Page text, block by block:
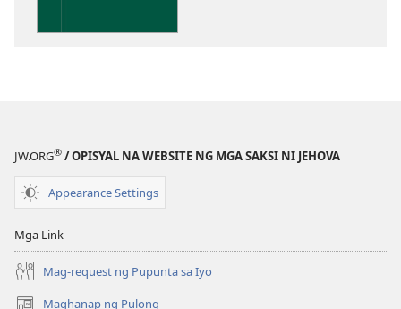
JW.ORG® / OPISYAL NA WEBSITE NG MGA SAKSI NI JEHOVA
Appearance Settings
Mga Link
Mag-request ng Pupunta sa Iyo
Maghanap ng Pulong